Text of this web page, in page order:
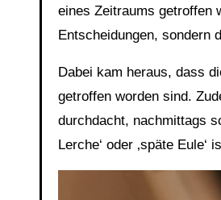
eines Zeitraums getroffen
Entscheidungen, sondern
Dabei kam heraus, dass
getroffen worden sind.
durchdacht, nachmittags
Lerche‘ oder ‚späte